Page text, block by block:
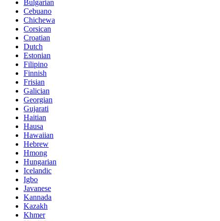
Bulgarian
Cebuano
Chichewa
Corsican
Croatian
Dutch
Estonian
Filipino
Finnish
Frisian
Galician
Georgian
Gujarati
Haitian
Hausa
Hawaiian
Hebrew
Hmong
Hungarian
Icelandic
Igbo
Javanese
Kannada
Kazakh
Khmer